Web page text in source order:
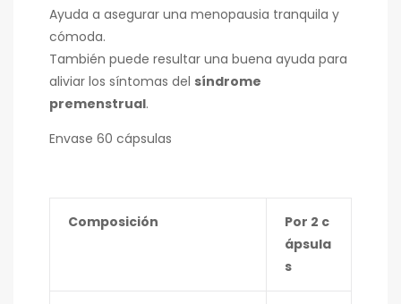
Ayuda a asegurar una menopausia tranquila y
cómoda.
También puede resultar una buena ayuda para
aliviar los síntomas del síndrome
premenstrual.
Envase 60 cápsulas
Composición
Por 2 c
ápsula
s